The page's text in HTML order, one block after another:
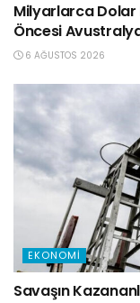
Milyarlarca Dolar
Öncesi
6 AĞUSTOS 2026
EKONOMI
Savaşın